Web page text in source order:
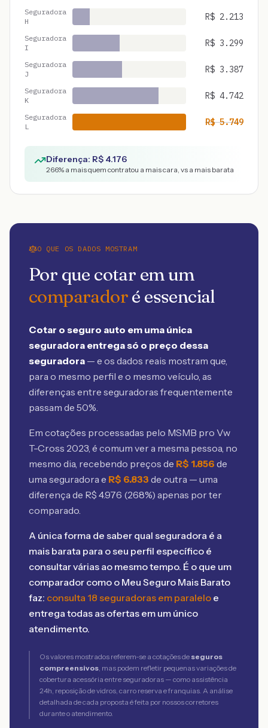
Seguradora
H
R$ 2.213
Seguradora
I
R$ 3.299
Seguradora
J
R$ 3.387
Seguradora
K
R$ 4.742
Seguradora
L
R$5.749
Diferença: R$ 4.176
266% a mais quem contratou a mais cara, vs a mais barata
O QUE OS DADOS MOSTRAM
Por que cotar em um
comparadoré essencial
Cotar o seguro auto em uma única
seguradora entrega só o preço dessa
seguradora — e os dados reais mostram que,
para o mesmo perfil e o mesmo veículo, as
diferenças entre seguradoras frequentemente
passam de 50%.
Em cotações processadas pelo MSMB pro Vw
T-Cross 2023, é comum ver a mesma pessoa, no
mesmo dia, recebendo preços de R$ 1.856 de
uma seguradora e R$ 6.833 de outra — uma
diferença de R$ 4.976 (268%) apenas por ter
comparado.
A única forma de saber qual seguradora é a
mais barata para o seu perfil específico é
consultar várias ao mesmo tempo. É o que um
comparador como o Meu Seguro Mais Barato
faz: consulta 18 seguradoras em paralelo e
entrega todas as ofertas em um único
atendimento.
Os valores mostrados referem-se a cotações de seguros
compreensivos, mas podem refletir pequenas variações de
cobertura acessória entre seguradoras — como assistência
24h, reposição de vidros, carro reserva e franquias. A análise
detalhada de cada proposta é feita por nossos corretores
durante o atendimento.